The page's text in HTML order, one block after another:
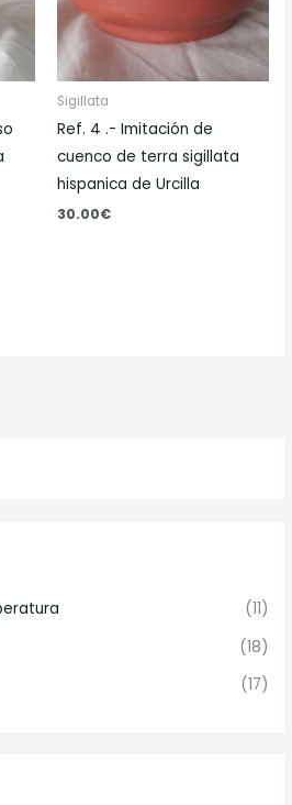
(11)
(18)
(17)
Sigillata
Ref. 4 .- Imitación de
cuenco de terra sigillata
hispanica de Urcilla
30.00€